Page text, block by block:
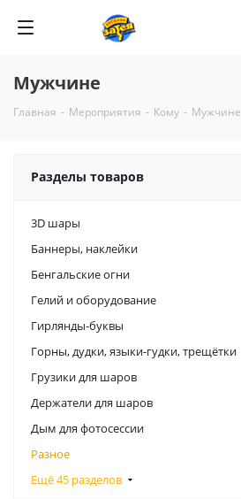
Мужчине
Главная - Мероприятия - Кому - Мужчине
Разделы товаров
3D шары
Баннеры, наклейки
Бенгальские огни
Гелий и оборудование
Гирлянды-буквы
Горны, дудки, языки-гудки, трещётки
Грузики для шаров
Держатели для шаров
Дым для фотосессии
Разное
Ещё 45 разделов